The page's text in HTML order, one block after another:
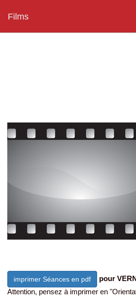
Films
imprimer Séances en pdf
pour
Attention, pensez à imprimer en